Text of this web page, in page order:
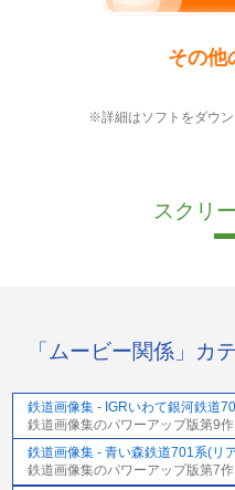
その他
※詳細はソフトをダウン
スクリ
「ムービー関係」カ
鉄道画像集 - IGRいわて銀河鉄道
鉄道画像集のパワーアップ版第9
鉄道画像集 - 青い森鉄道701系(リ
鉄道画像集のパワーアップ版第7